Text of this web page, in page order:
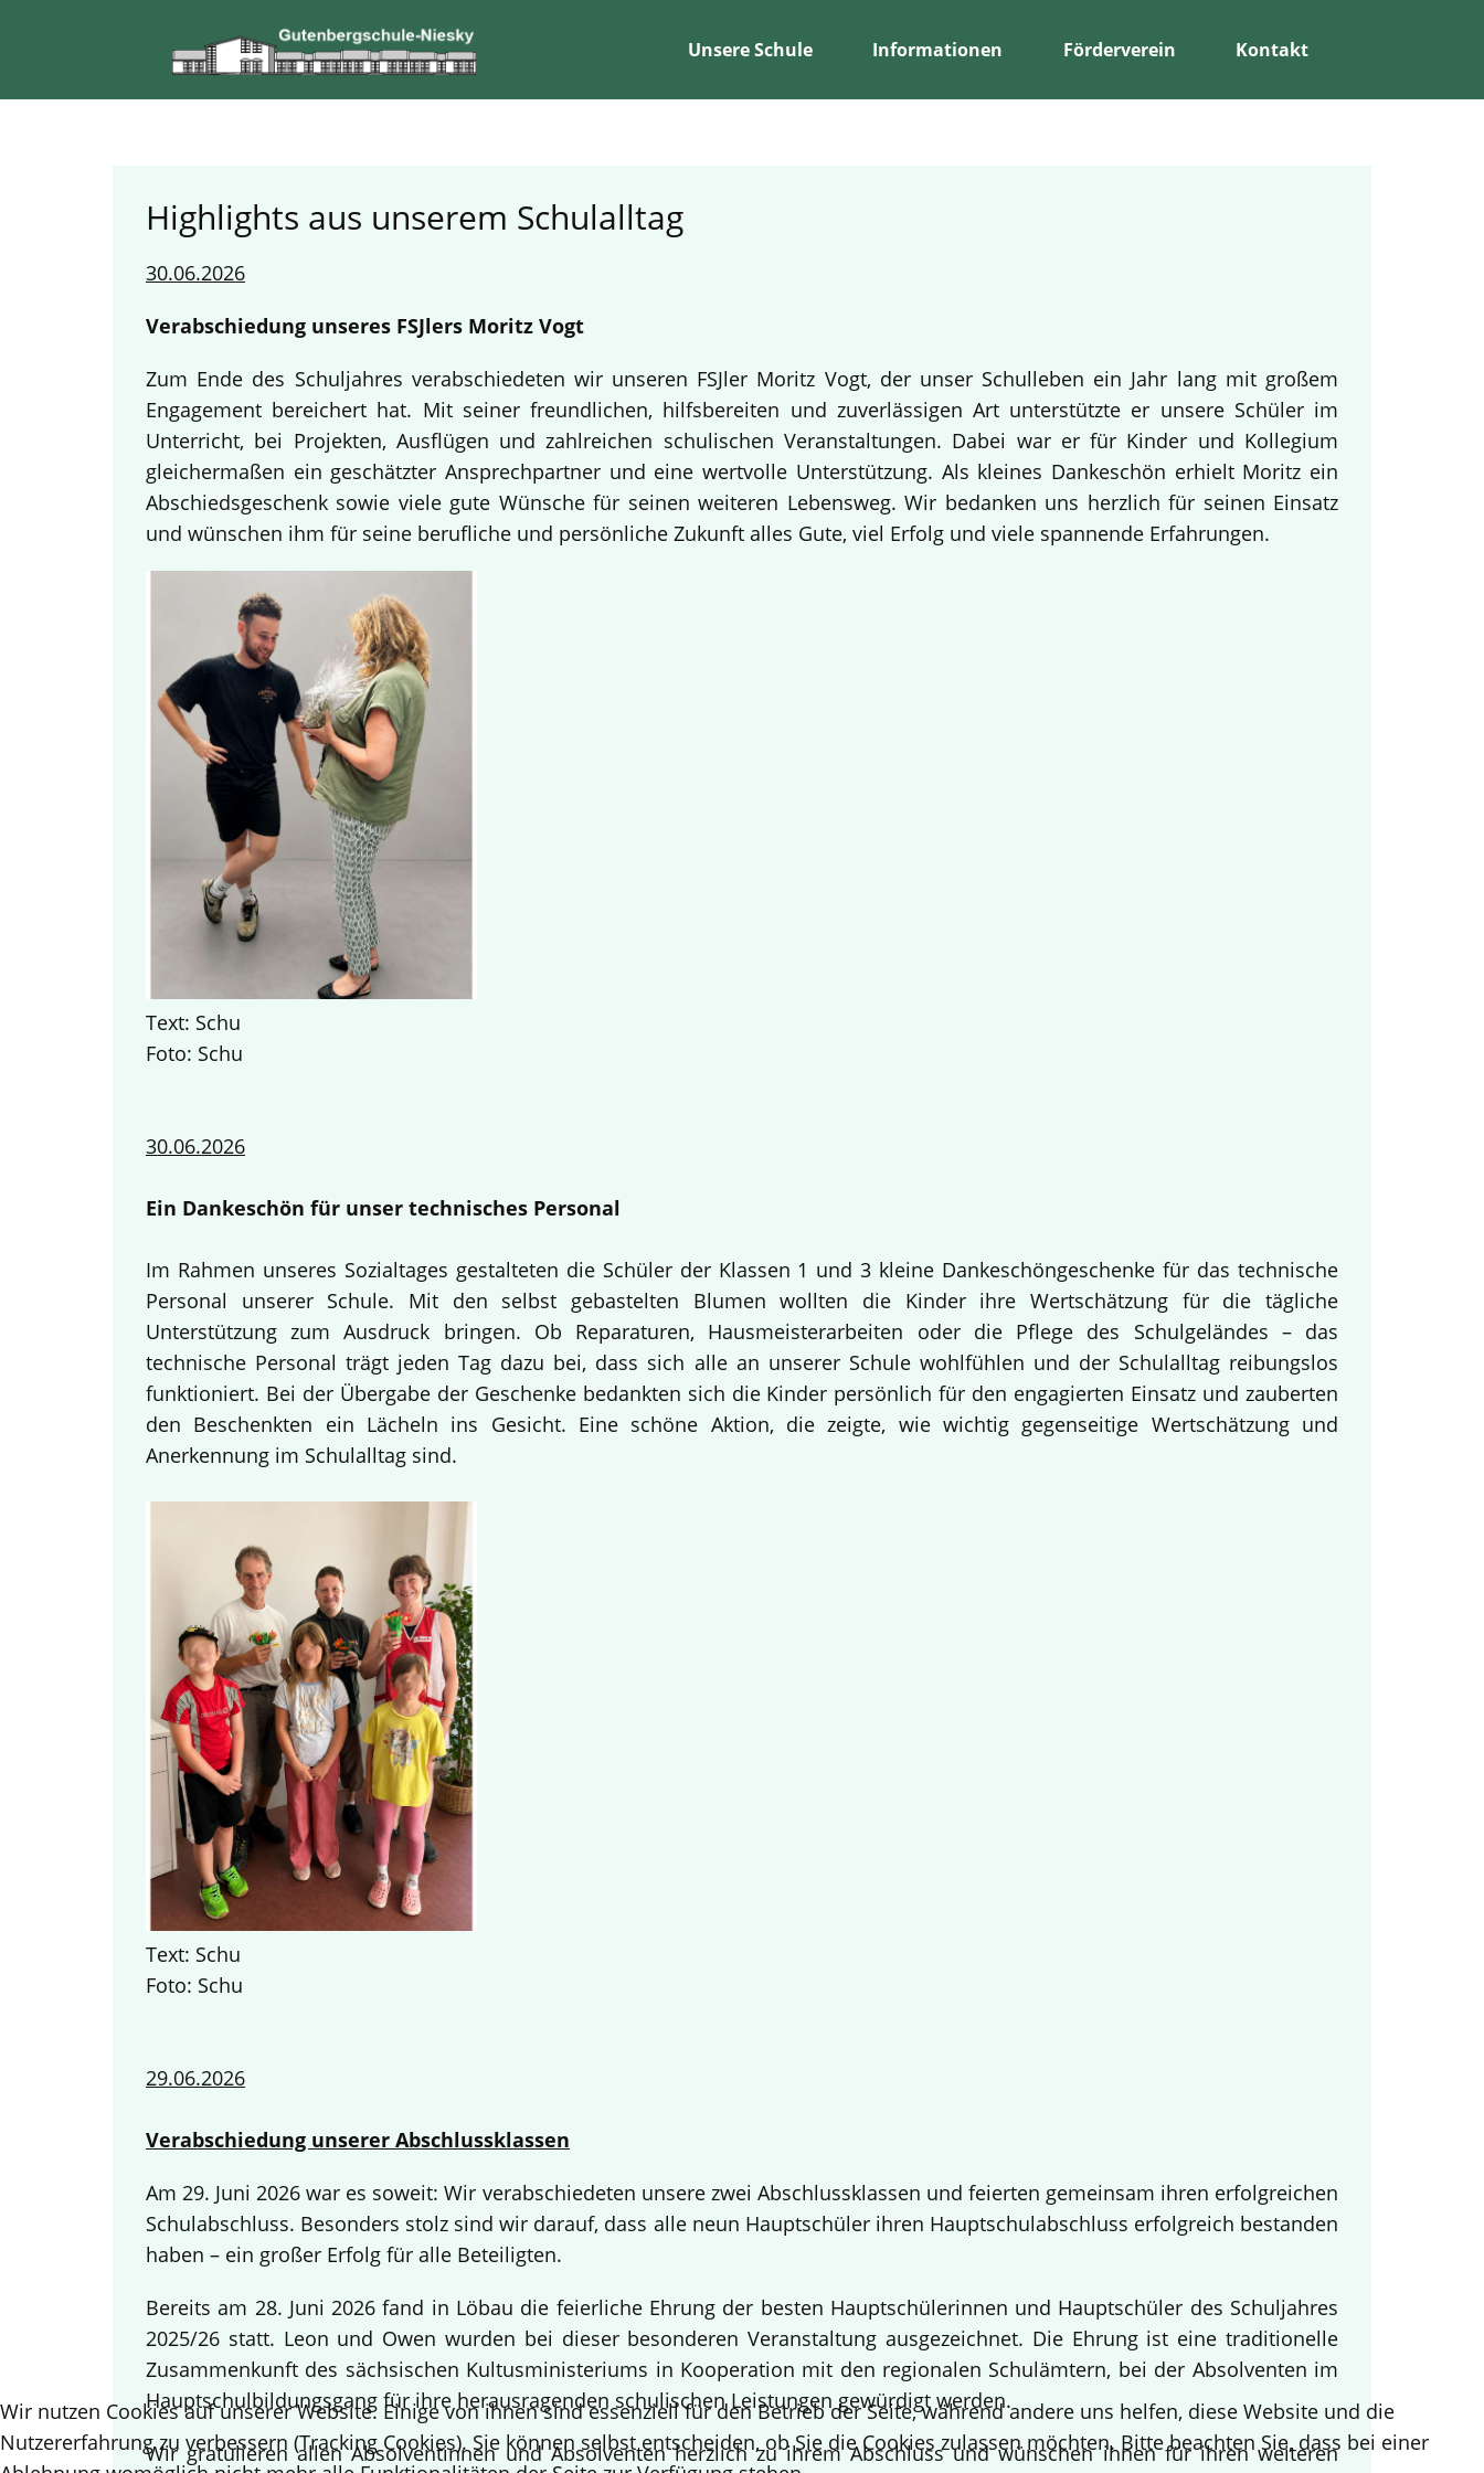
Unsere Schule Informationen Förderverein Kontakt
Highlights aus unserem Schulalltag
30.06.2026
Verabschiedung unseres FSJlers Moritz Vogt
Zum Ende des Schuljahres verabschiedeten wir unseren FSJler Moritz Vogt, der unser Schulleben ein Jahr lang mit großem
Engagement bereichert hat. Mit seiner freundlichen, hilfsbereiten und zuverlässigen Art unterstützte er unsere Schüler im
Unterricht, bei Projekten, Ausflügen und zahlreichen schulischen Veranstaltungen. Dabei war er für Kinder und Kollegium
gleichermaßen ein geschätzter Ansprechpartner und eine wertvolle Unterstützung. Als kleines Dankeschön erhielt Moritz ein
Abschiedsgeschenk sowie viele gute Wünsche für seinen weiteren Lebensweg. Wir bedanken uns herzlich für seinen Einsatz
und wünschen ihm für seine berufliche und persönliche Zukunft alles Gute, viel Erfolg und viele spannende Erfahrungen.
Text: Schu
Foto: Schu
30.06.2026
Ein Dankeschön für unser technisches Personal
Im Rahmen unseres Sozialtages gestalteten die Schüler der Klassen 1 und 3 kleine Dankeschöngeschenke für das technische
Personal unserer Schule. Mit den selbst gebastelten Blumen wollten die Kinder ihre Wertschätzung für die tägliche
Unterstützung zum Ausdruck bringen. Ob Reparaturen, Hausmeisterarbeiten oder die Pflege des Schulgeländes – das
technische Personal trägt jeden Tag dazu bei, dass sich alle an unserer Schule wohlfühlen und der Schulalltag reibungslos
funktioniert. Bei der Übergabe der Geschenke bedankten sich die Kinder persönlich für den engagierten Einsatz und zauberten
den Beschenkten ein Lächeln ins Gesicht. Eine schöne Aktion, die zeigte, wie wichtig gegenseitige Wertschätzung und
Anerkennung im Schulalltag sind.
Text: Schu
Foto: Schu
29.06.2026
Verabschiedung unserer Abschlussklassen
Am 29. Juni 2026 war es soweit: Wir verabschiedeten unsere zwei Abschlussklassen und feierten gemeinsam ihren erfolgreichen
Schulabschluss. Besonders stolz sind wir darauf, dass alle neun Hauptschüler ihren Hauptschulabschluss erfolgreich bestanden
haben – ein großer Erfolg für alle Beteiligten.
Bereits am 28. Juni 2026 fand in Löbau die feierliche Ehrung der besten Hauptschülerinnen und Hauptschüler des Schuljahres
2025/26 statt. Leon und Owen wurden bei dieser besonderen Veranstaltung ausgezeichnet. Die Ehrung ist eine traditionelle
Zusammenkunft des sächsischen Kultusministeriums in Kooperation mit den regionalen Schulämtern, bei der Absolventen im
Hauptschulbildungsgang für ihre herausragenden schulischen Leistungen gewürdigt werden.
Wir gratulieren allen Absolventinnen und Absolventen herzlich zu ihrem Abschluss und wünschen ihnen für ihren weiteren
Wir nutzen Cookies auf unserer Website. Einige von ihnen sind essenziell für den Betrieb der Seite, während andere uns helfen, diese Website und die
Nutzererfahrung zu verbessern (Tracking Cookies). Sie können selbst entscheiden, ob Sie die Cookies zulassen möchten. Bitte beachten Sie, dass bei einer